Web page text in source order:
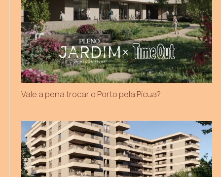
Vale a pena trocar o Porto pela Pícua?